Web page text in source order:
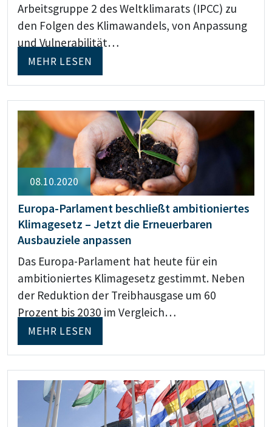
Arbeitsgruppe 2 des Weltklimarats (IPCC) zu
den Folgen des Klimawandels, von Anpassung
und Vulnerabilität…
MEHR LESEN
08.10.2020
Europa-Parlament beschließt ambitioniertes
Klimagesetz – Jetzt die Erneuerbaren
Ausbauziele anpassen
Das Europa-Parlament hat heute für ein
ambitioniertes Klimagesetz gestimmt. Neben
der Reduktion der Treibhausgase um 60
Prozent bis 2030 im Vergleich…
MEHR LESEN